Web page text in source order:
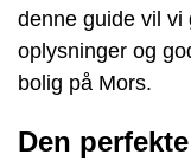
denne guide vil vi
oplysninger og
bolig på Mors.
Den